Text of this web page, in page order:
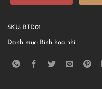
SKU: BTD01
Danh mục: Bình hoa nhí